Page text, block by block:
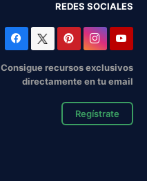
REDES SOCIALES
Consigue recursos exclusivos
directamente en tu email
Regístrate